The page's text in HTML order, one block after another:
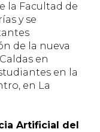
la Facultad de
y se
de la nueva
en
en la
en La
Artificial del